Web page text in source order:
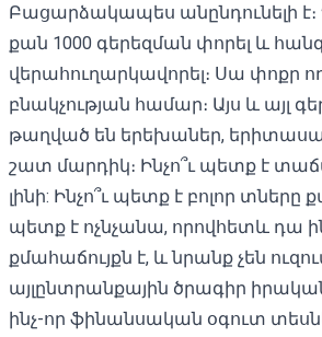
Բացարձակապես անընդունելի է։
քան 1000 գերեզման փորել և
վերահուղարկավորել։ Սա փոքր
բնակչության համար։ Այս և այլ
թաղված են երեխաներ,
շատ մարդիկ։ Ինչո՞ւ պետք է
լինի: Ինչո՞ւ պետք է բոլոր տները
պետք է ոչնչանա, որովհետև դա
քմահաճույքն է, և նրանք չեն
այլընտրանքային ծրագիր
ինչ-որ ֆինանսական օգուտ